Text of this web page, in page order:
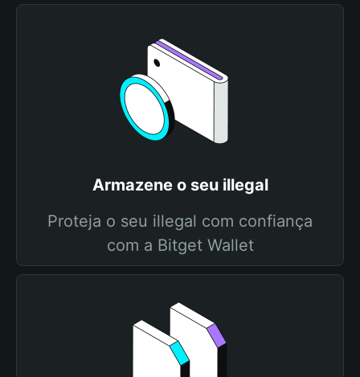
Armazene o seu illegal
Proteja o seu illegal com confiança
com a Bitget Wallet